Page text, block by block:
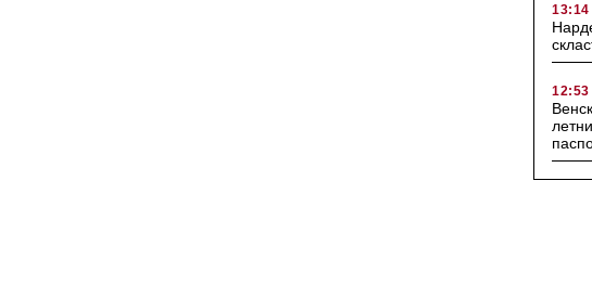
13:14
12:53